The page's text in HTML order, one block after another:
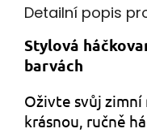
Detailní popis
Stylová
barvách
Oživte svůj
krásnou, ručně